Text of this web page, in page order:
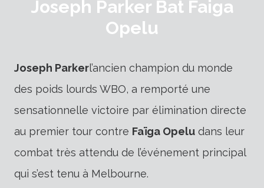
Joseph Parker Bat Faiga
Opelu
Joseph Parkerl’ancien champion du monde
des poids lourds WBO, a remporté une
sensationnelle victoire par élimination directe
au premier tour contre Faïga Opelu dans leur
combat très attendu de l’événement principal
qui s’est tenu à Melbourne.